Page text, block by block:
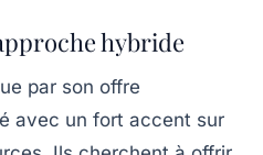
hybride
par son offre
avec un fort accent sur